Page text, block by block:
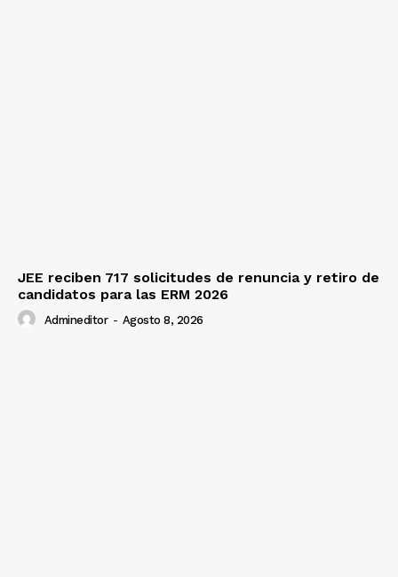
JEE reciben 717 solicitudes de renuncia y retiro de
candidatos para las ERM 2026
Admineditor - Agosto 8, 2026